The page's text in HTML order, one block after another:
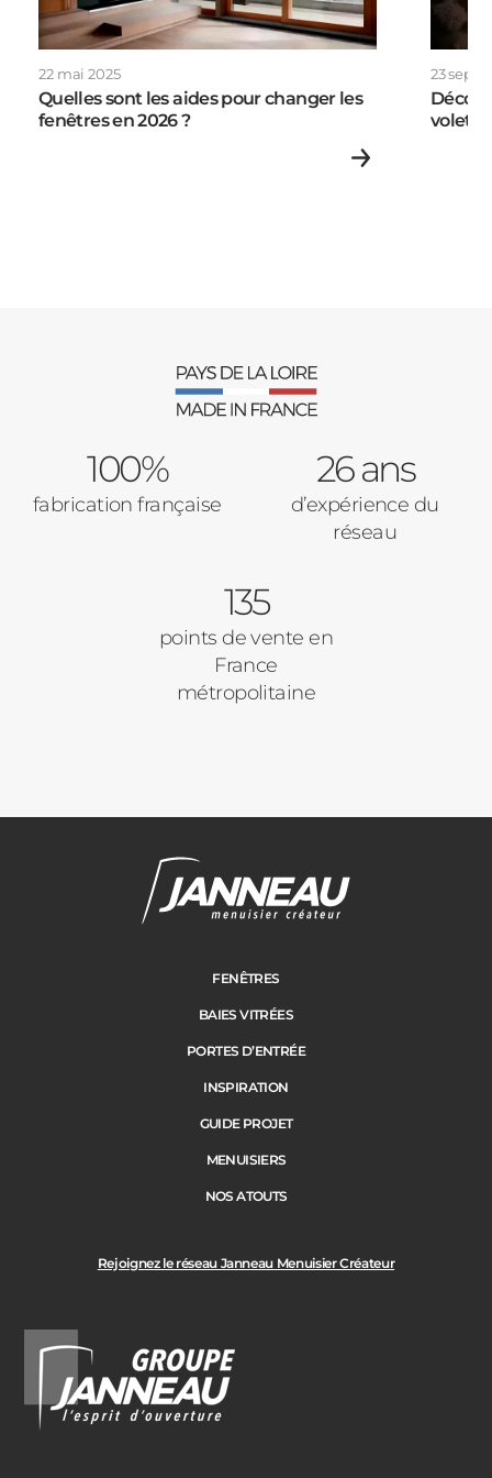
Volets Roulants
Portail
Appartement
Autre
Vos disponibilités
Code Postal des travaux
22 mai 2025
Quelles sont les aides pour changer les
fenêtres en 2026 ?
23
volets
100%
fabrication française
26 ans
d’expérience du
réseau
135
points de vente en
France
métropolitaine
Rejoignez le réseau Janneau Menuisier Créateur
FENÊTRES
BAIES VITRÉES
PORTES D’ENTRÉE
INSPIRATION
GUIDE PROJET
MENUISIERS
NOS ATOUTS